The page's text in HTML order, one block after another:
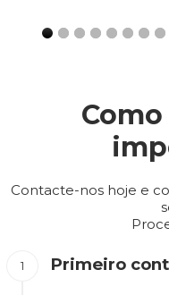
Contacte-nos hoje e
Primeiro